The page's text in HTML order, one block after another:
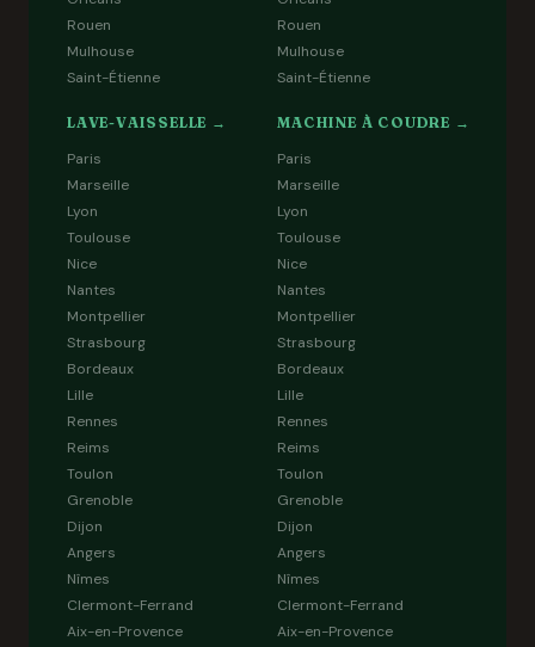
Rouen
Mulhouse
Saint-Étienne
Rouen
Mulhouse
Saint-Étienne
LAVE-VAISSELLE →
Paris
Marseille
Lyon
Toulouse
Nice
Nantes
Montpellier
Strasbourg
Bordeaux
Lille
Rennes
Reims
Toulon
Grenoble
Dijon
Angers
Nîmes
Clermont-Ferrand
Aix-en-Provence
MACHINE À COUDRE →
Paris
Marseille
Lyon
Toulouse
Nice
Nantes
Montpellier
Strasbourg
Bordeaux
Lille
Rennes
Reims
Toulon
Grenoble
Dijon
Angers
Nîmes
Clermont-Ferrand
Aix-en-Provence